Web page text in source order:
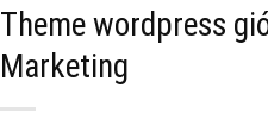
Theme wordpress
Marketing